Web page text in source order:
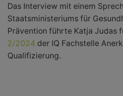
Das Interview mit einem
Staatsministeriums für
Prävention führte Katja Judas
2/2024 der IQ Fachstelle
Qualifizierung.